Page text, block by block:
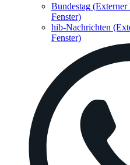
Bundestag
Fenster)
hib-Nachrichten
Fenster)